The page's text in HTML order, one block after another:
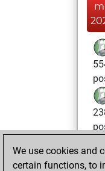
We use cookies and
certain functions, to